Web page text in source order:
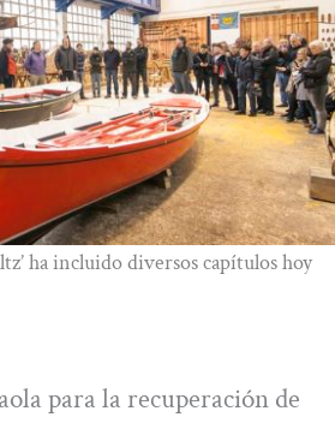
ha incluido diversos capítulos hoy
para la recuperación de